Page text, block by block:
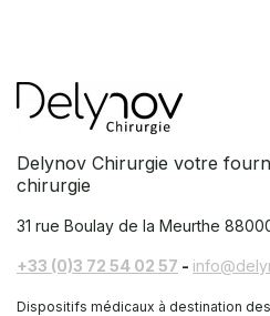
Delynov Chirurgie votre
chirurgie
31 rue Boulay de la Meurthe
+33 (0)3 72 54 02 57 -
Dispositifs médicaux à destination